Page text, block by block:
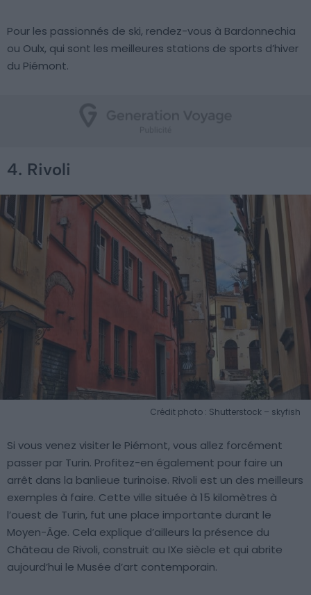
Pour les passionnés de ski, rendez-vous à Bardonnechia
ou Oulx, qui sont les meilleures stations de sports d’hiver
du Piémont.
4. Rivoli
Crédit photo : Shutterstock – skyfish
Si vous venez visiter le Piémont, vous allez forcément
passer par Turin. Profitez-en également pour faire un
arrêt dans la banlieue turinoise. Rivoli est un des meilleurs
exemples à faire. Cette ville située à 15 kilomètres à
l’ouest de Turin, fut une place importante durant le
Moyen-Âge. Cela explique d’ailleurs la présence du
Château de Rivoli, construit au IXe siècle et qui abrite
aujourd’hui le Musée d’art contemporain.